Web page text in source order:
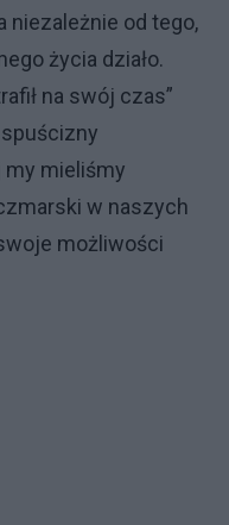
niezależnie od tego,
życia działo.
na swój czas”
my mieliśmy
w naszych
możliwości